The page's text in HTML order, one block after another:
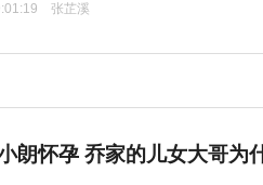
张芷溪
朗怀孕 乔家的儿女大哥为